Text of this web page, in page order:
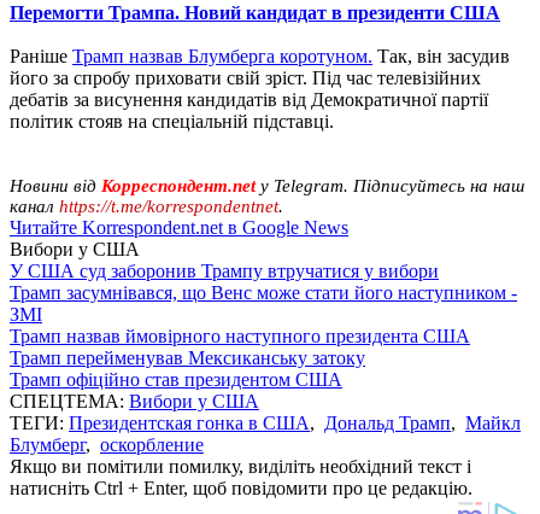
Перемогти Трампа. Новий кандидат в президенти США
Раніше Трамп назвав Блумберга коротуном. Так, він засудив
його за спробу приховати свій зріст. Під час телевізійних
дебатів за висунення кандидатів від Демократичної партії
політик стояв на спеціальній підставці.
Новини від Корреспондент.net у Telegram. Підписуйтесь на наш
канал https://t.me/korrespondentnet.
Читайте Korrespondent.net в Google News
Вибори у США
У США суд заборонив Трампу втручатися у вибори
Трамп засумнівався, що Венс може стати його наступником -
ЗМІ
Трамп назвав ймовірного наступного президента США
Трамп перейменував Мексиканську затоку
Трамп офіційно став президентом США
СПЕЦТЕМА: Вибори у США
ТЕГИ: Президентская гонка в США, Дональд Трамп, Майкл
Блумберг, оскорбление
Якщо ви помітили помилку, виділіть необхідний текст і
натисніть Ctrl + Enter, щоб повідомити про це редакцію.